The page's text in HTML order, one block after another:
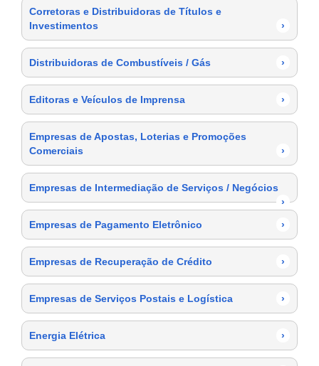
Corretoras e Distribuidoras de Títulos e
Investimentos
›
Distribuidoras de Combustíveis / Gás ›
Editoras e Veículos de Imprensa ›
Empresas de Apostas, Loterias e Promoções
Comerciais
›
Empresas de Intermediação de Serviços / Negócios
›
Empresas de Pagamento Eletrônico
›
Empresas de Recuperação de Crédito ›
Empresas de Serviços Postais e Logística ›
Energia Elétrica ›